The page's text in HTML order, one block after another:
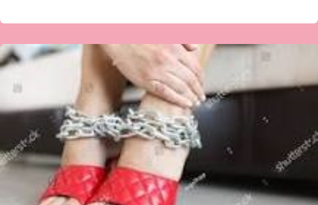
ಸವಿತಾ
ದೇಶಮುಖ್
ಅವರ
ಕವಿತೆ-
ಸಂಘರ್ಷ